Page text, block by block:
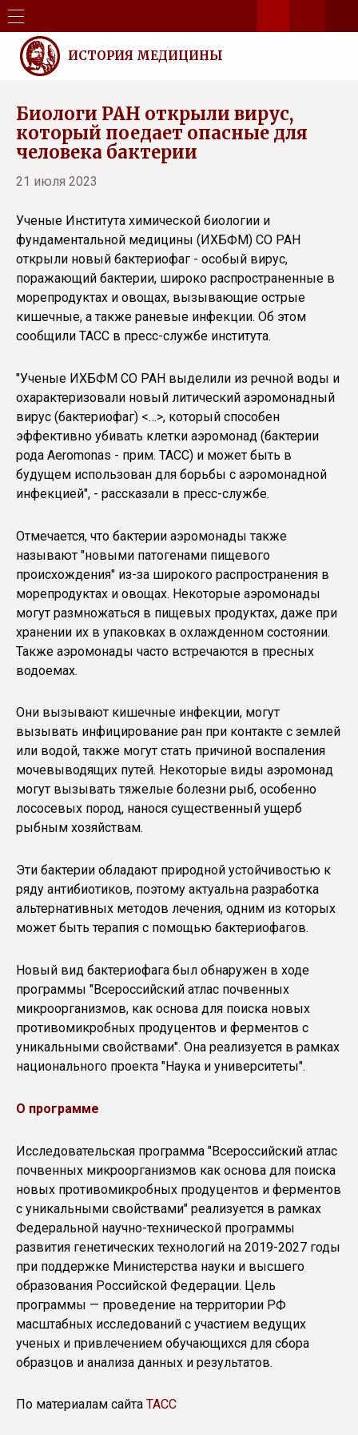
ИСТОРИЯ МЕДИЦИНЫ
Биологи РАН открыли вирус,
который поедает опасные для
человека бактерии
21 июля 2023
Ученые Института химической биологии и
фундаментальной медицины (ИХБФМ) СО РАН
открыли новый бактериофаг - особый вирус,
поражающий бактерии, широко распространенные в
морепродуктах и овощах, вызывающие острые
кишечные, а также раневые инфекции. Об этом
сообщили ТАСС в пресс-службе института.
"Ученые ИХБФМ СО РАН выделили из речной воды и
охарактеризовали новый литический аэромонадный
вирус (бактериофаг) <…>, который способен
эффективно убивать клетки аэромонад (бактерии
рода Aeromonas - прим. ТАСС) и может быть в
будущем использован для борьбы с аэромонадной
инфекцией", - рассказали в пресс-службе.
Отмечается, что бактерии аэромонады также
называют "новыми патогенами пищевого
происхождения" из-за широкого распространения в
морепродуктах и овощах. Некоторые аэромонады
могут размножаться в пищевых продуктах, даже при
хранении их в упаковках в охлажденном состоянии.
Также аэромонады часто встречаются в пресных
водоемах.
Они вызывают кишечные инфекции, могут
вызывать инфицирование ран при контакте с землей
или водой, также могут стать причиной воспаления
мочевыводящих путей. Некоторые виды аэромонад
могут вызывать тяжелые болезни рыб, особенно
лососевых пород, нанося существенный ущерб
рыбным хозяйствам.
Эти бактерии обладают природной устойчивостью к
ряду антибиотиков, поэтому актуальна разработка
альтернативных методов лечения, одним из которых
может быть терапия с помощью бактериофагов.
Новый вид бактериофага был обнаружен в ходе
программы "Всероссийский атлас почвенных
микроорганизмов, как основа для поиска новых
противомикробных продуцентов и ферментов с
уникальными свойствами". Она реализуется в рамках
национального проекта "Наука и университеты".
О программе
Исследовательская программа "Всероссийский атлас
почвенных микроорганизмов как основа для поиска
новых противомикробных продуцентов и ферментов
с уникальными свойствами" реализуется в рамках
Федеральной научно-технической программы
развития генетических технологий на 2019-2027 годы
при поддержке Министерства науки и высшего
образования Российской Федерации. Цель
программы — проведение на территории РФ
масштабных исследований с участием ведущих
ученых и привлечением обучающихся для сбора
образцов и анализа данных и результатов.
По материалам сайта ТАСС